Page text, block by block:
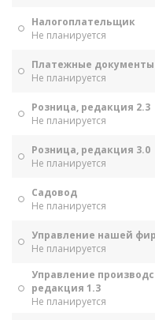
Налогоплательщик
Не планируется
Платежные документы
Не планируется
Розница, редакция 2.3
Не планируется
Розница, редакция 3.0
Не планируется
Садовод
Не планируется
Управление нашей
Не планируется
Управление
редакция 1.3
Не планируется